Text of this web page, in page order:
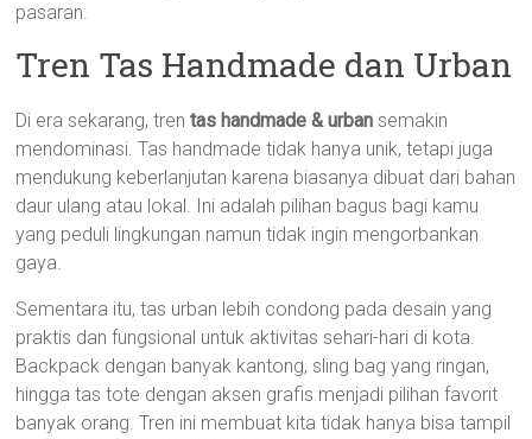
pasaran.
Tren Tas Handmade dan Urban
Di era sekarang, trentas handmade & urban semakin
mendominasi. Tas handmade tidak hanya unik, tetapi juga
mendukung keberlanjutan karena biasanya dibuat dari bahan
daur ulang atau lokal. Ini adalah pilihan bagus bagi kamu
yang peduli lingkungan namun tidak ingin mengorbankan
gaya.
Sementara itu, tas urban lebih condong pada desain yang
praktis dan fungsional untuk aktivitas sehari-hari di kota.
Backpack dengan banyak kantong, sling bag yang ringan,
hingga tas tote dengan aksen grafis menjadi pilihan favorit
banyak orang. Tren ini membuat kita tidak hanya bisa tampil